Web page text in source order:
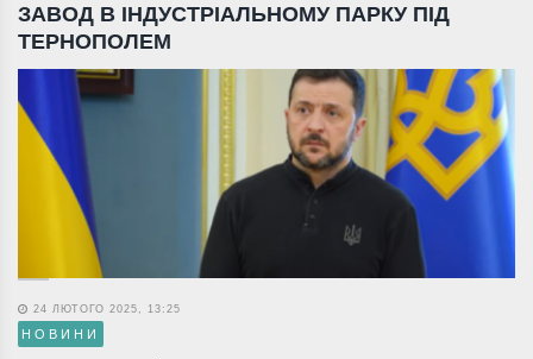
ЗАВОД В ІНДУСТРІАЛЬНОМУ ПАРКУ ПІД
ТЕРНОПОЛЕМ
24 ЛЮТОГО 2025, 13:25
НОВИНИ